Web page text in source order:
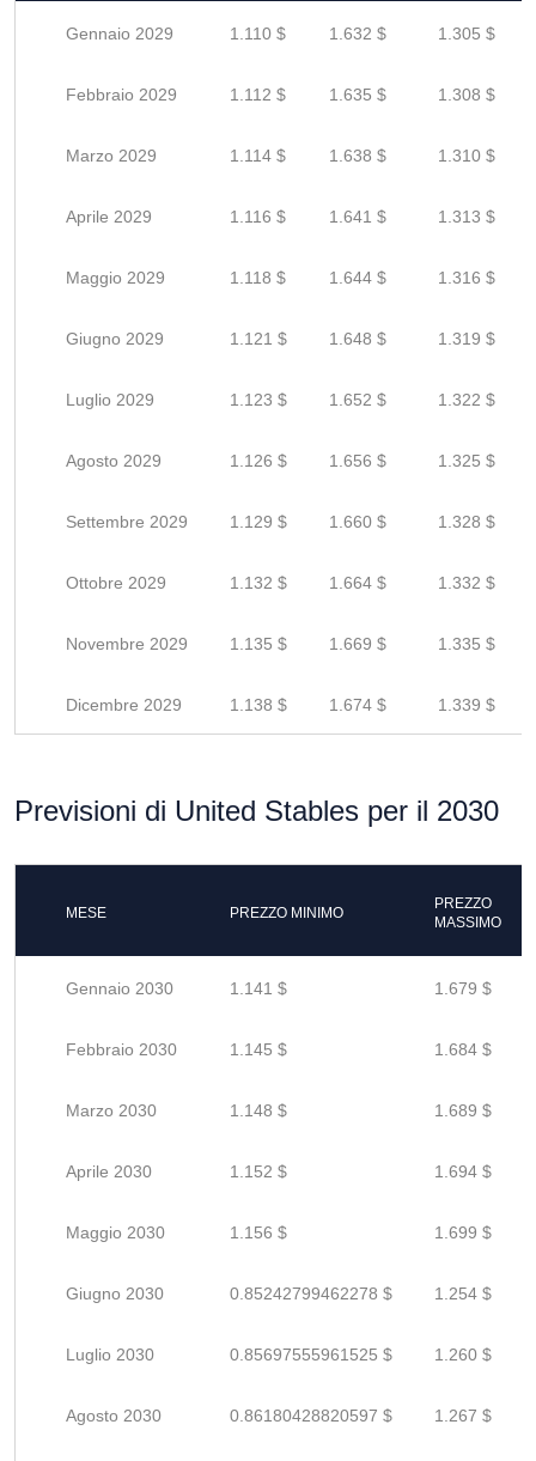
Gennaio 2029 1.110 $ 1.632 $ 1.305 $
Febbraio 2029 1.112 $ 1.635 $ 1.308 $
Marzo 2029 1.114 $ 1.638 $ 1.310 $
Aprile 2029 1.116 $ 1.641 $ 1.313 $
Maggio 2029 1.118 $ 1.644 $ 1.316 $
Giugno 2029 1.121 $ 1.648 $ 1.319 $
Luglio 2029 1.123 $ 1.652 $ 1.322 $
Agosto 2029 1.126 $ 1.656 $ 1.325 $
Settembre 2029 1.129 $ 1.660 $ 1.328 $
Ottobre 2029 1.132 $ 1.664 $ 1.332 $
Novembre 2029 1.135 $ 1.669 $ 1.335 $
Dicembre 2029 1.138 $ 1.674 $ 1.339 $
Previsioni di United Stables per il 2030
MESE PREZZO MINIMO
PREZZO
MASSIMO
Gennaio 2030 1.141 $ 1.679 $
Febbraio 2030 1.145 $ 1.684 $
Marzo 2030 1.148 $ 1.689 $
Aprile 2030 1.152 $ 1.694 $
Maggio 2030 1.156 $ 1.699 $
Giugno 2030 0.85242799462278 $ 1.254 $
Luglio 2030 0.85697555961525 $ 1.260 $
Agosto 2030 0.86180428820597 $ 1.267 $